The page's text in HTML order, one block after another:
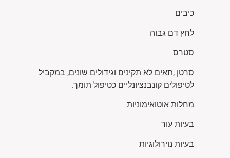
כיבים
לחץ דם גבוה
סטרס
סרטן ,תאים לא תקינים וגידולים שונים, במקביל
לטיפולים קונבנציונליים כטיפול תומך.
מחלות אוטואימוניות
בעיות עור
בעיות נוירולוגיות